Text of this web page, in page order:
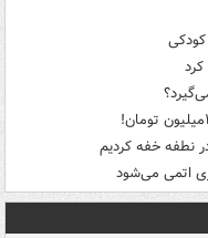
کودکی
نطفه خفه کردیم
اتمی می‌شود